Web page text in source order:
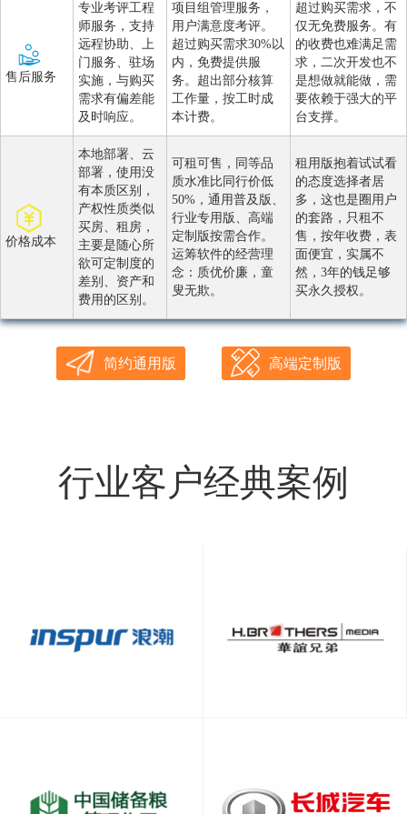
售后服务
专业考评工程
师服务，支持
远程协助、上
门服务、驻场
实施，与购买
需求有偏差能
及时响应。
项目组管理服务，
用户满意度考评。
超过购买需求30%以
内，免费提供服
务。超出部分核算
工作量，按工时成
本计费。
超过购买需求，不
仅无免费服务。有
的收费也难满足需
求，二次开发也不
是想做就能做，需
要依赖于强大的平
台支撑。
价格成本
本地部署、云
部署，使用没
有本质区别，
产权性质类似
买房、租房，
主要是随心所
欲可定制度的
差别、资产和
费用的区别。
可租可售，同等品
质水准比同行价低
50%，通用普及版、
行业专用版、高端
定制版按需合作。
运筹软件的经营理
念：质优价廉，童
叟无欺。
租用版抱着试试看
的态度选择者居
多，这也是圈用户
的套路，只租不
售，按年收费，表
面便宜，实属不
然，3年的钱足够
买永久授权。
简约通用版 高端定制版
行业客户经典案例